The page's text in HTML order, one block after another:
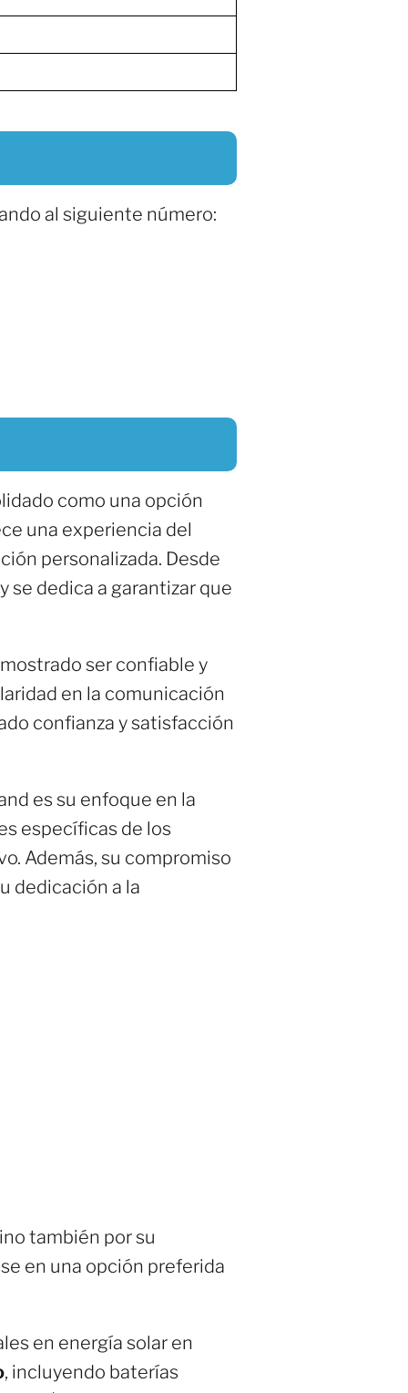
al siguiente número:
como una opción
una experiencia del
personalizada. Desde
se dedica a garantizar que
ser confiable y
en la comunicación
confianza y satisfacción
es su enfoque en la
específicas de los
Además, su compromiso
dedicación a la
también por su
en una opción preferida
en energía solar en
, incluyendo baterías